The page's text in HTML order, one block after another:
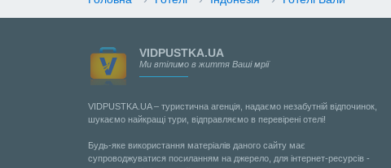
VIDPUSTKA.UA
Ми втілимо в життя Ваші мрії
VIDPUSTKA.UA – туристична агенція, надаємо незабутній відпочинок,
шукаємо найкращі тури, відправляємо в перевірені отелі!
Будь-яке використання матеріалів даного сайту має
супроводжуватися посиланням на джерело, для інтернет-ресурсів -